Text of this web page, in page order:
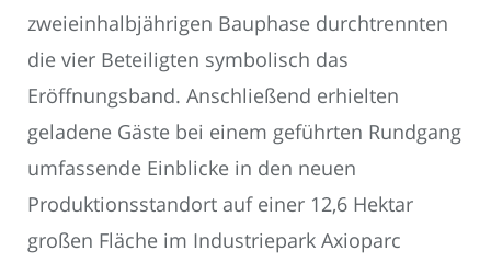
zweieinhalbjährigen Bauphase durchtrennten
die vier Beteiligten symbolisch das
Eröffnungsband. Anschließend erhielten
geladene Gäste bei einem geführten Rundgang
umfassende Einblicke in den neuen
Produktionsstandort auf einer 12,6 Hektar
großen Fläche im Industriepark Axioparc